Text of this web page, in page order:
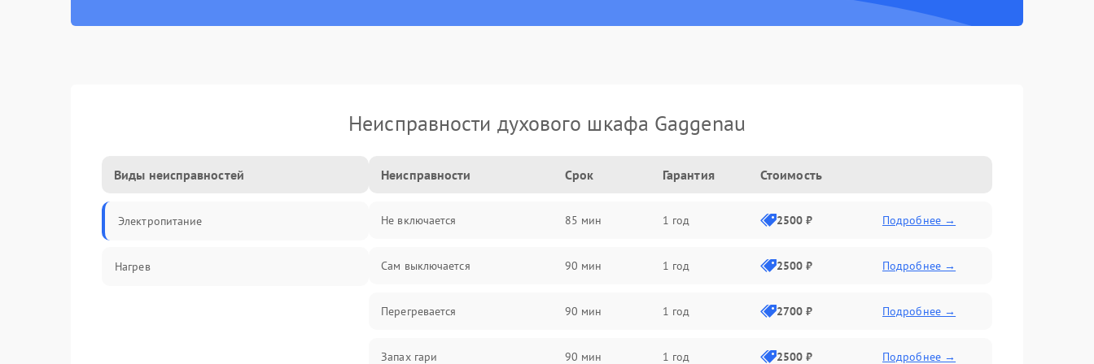
Неисправности духового шкафа Gaggenau
Виды неисправностей
Электропитание
Нагрев
Неисправности Срок Гарантия Стоимость
Не включается 85 мин 1 год 2500 ₽ Подробнее →
Сам выключается 90 мин 1 год 2500 ₽ Подробнее →
Перегревается 90 мин 1 год 2700 ₽ Подробнее →
Запах гари 90 мин 1 год 2500 ₽ Подробнее →